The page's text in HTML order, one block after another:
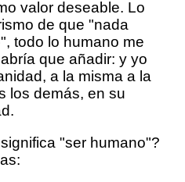
valor deseable. Lo
de que "nada
todo lo humano me
que añadir: y yo
a la misma a la
los demás, en su
"ser humano"?